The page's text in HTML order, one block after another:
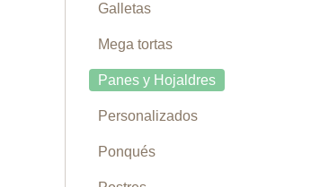
Galletas
Mega tortas
Panes y Hojaldres
Personalizados
Ponqués